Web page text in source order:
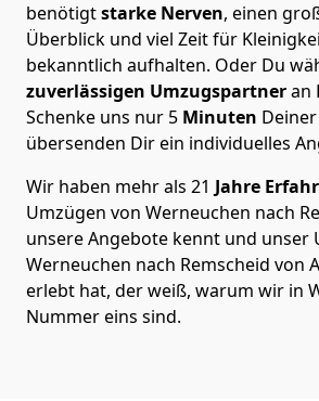
benötigtstarke Nerven, einen
Überblick und viel Zeit für
bekanntlich aufhalten. Oder Du
zuverlässigen Umzugspartneran
Schenke uns nur 5 Minuten
übersenden Dir ein individuelles
Wir haben mehr als 21 Jahre
Umzügen von Werneuchen nach
unsere Angebote kennt und unser
Werneuchen nach Remscheid von
erlebt hat, der weiß, warum wir in
Nummer eins sind.